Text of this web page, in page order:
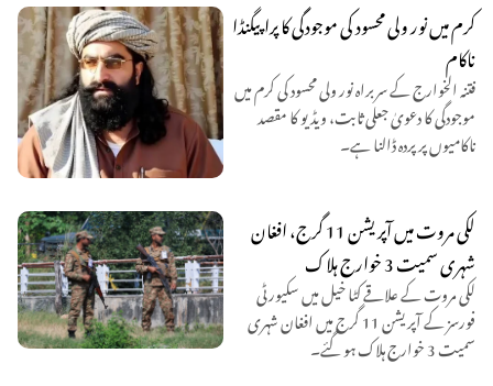
کرم میں نور ولی محسود کی موجودگی کا پراپیگنڈا
ناکام
فتنہ الخوارج کے سربراہ نور ولی محسود کی کرم میں
موجودگی کا دعویٰ جعلی ثابت، ویڈیو کا مقصد
ناکامیوں پر پردہ ڈالنا ہے۔
لکی مروت میں آپریشن 11 گرج، افغان
شہری سمیت 3 خوارج ہلاک
لکی مروت کے علاقے کٹا خیل میں سکیورٹی
فورسز کے آپریشن 11 گرج میں افغان شہری
سمیت 3 خوارج ہلاک ہو گئے۔